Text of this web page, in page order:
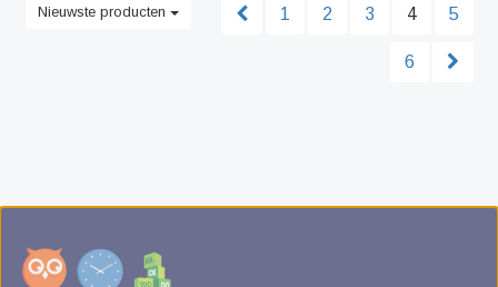
Nieuwste producten 1 2 3 4 5
6